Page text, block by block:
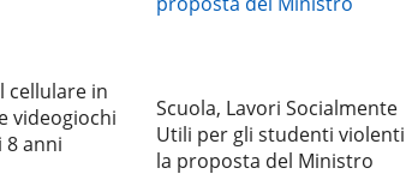
cellulare in
videogiochi
anni
Scuola, Lavori Socialmente
Utili per gli studenti violenti
la proposta del Ministro